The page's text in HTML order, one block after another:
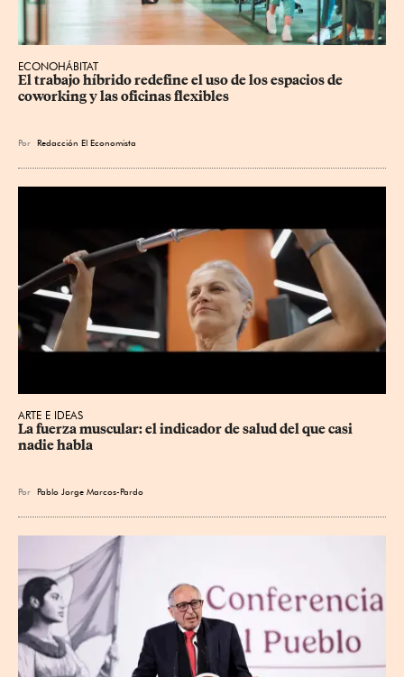
ECONOHÁBITAT
El trabajo híbrido redefine el uso de los espacios de
coworking y las oficinas flexibles
Por Redacción El Economista
ARTE E IDEAS
La fuerza muscular: el indicador de salud del que casi
nadie habla
Por Pablo Jorge Marcos-Pardo